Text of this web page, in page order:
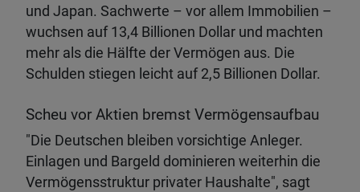
und Japan. Sachwerte – vor allem Immobilien –
wuchsen auf 13,4 Billionen Dollar und machten
mehr als die Hälfte der Vermögen aus. Die
Schulden stiegen leicht auf 2,5 Billionen Dollar.
Scheu vor Aktien bremst Vermögensaufbau
"Die Deutschen bleiben vorsichtige Anleger.
Einlagen und Bargeld dominieren weiterhin die
Vermögensstruktur privater Haushalte", sagt